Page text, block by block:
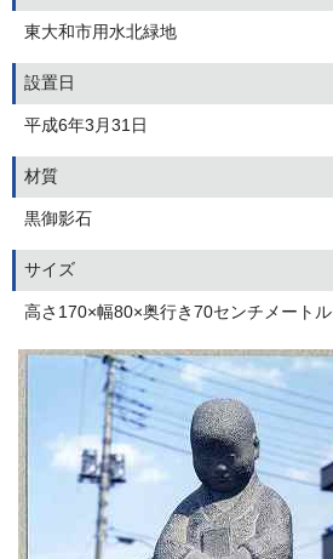
東大和市用水北緑地
設置日
平成6年3月31日
材質
黒御影石
サイズ
高さ170×幅80×奥行き70センチメートル